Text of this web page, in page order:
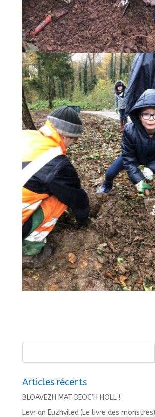
Articles récents
BLOAVEZH MAT DEOC’H HOLL !
Levr an Euzhviled (Le livre des monstres)